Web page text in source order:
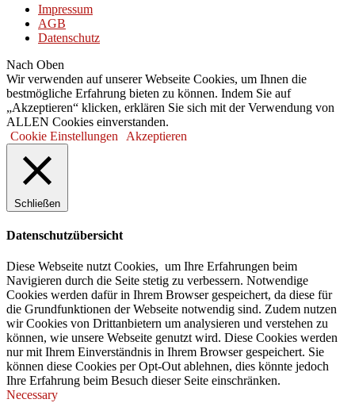
Impressum
AGB
Datenschutz
Nach Oben
Wir verwenden auf unserer Webseite Cookies, um Ihnen die
bestmögliche Erfahrung bieten zu können. Indem Sie auf
„Akzeptieren“ klicken, erklären Sie sich mit der Verwendung von
ALLEN Cookies einverstanden.
Cookie Einstellungen
Akzeptieren
Schließen
Datenschutzübersicht
Diese Webseite nutzt Cookies, um Ihre Erfahrungen beim
Navigieren durch die Seite stetig zu verbessern. Notwendige
Cookies werden dafür in Ihrem Browser gespeichert, da diese für
die Grundfunktionen der Webseite notwendig sind. Zudem nutzen
wir Cookies von Drittanbietern um analysieren und verstehen zu
können, wie unsere Webseite genutzt wird. Diese Cookies werden
nur mit Ihrem Einverständnis in Ihrem Browser gespeichert. Sie
können diese Cookies per Opt-Out ablehnen, dies könnte jedoch
Ihre Erfahrung beim Besuch dieser Seite einschränken.
Necessary